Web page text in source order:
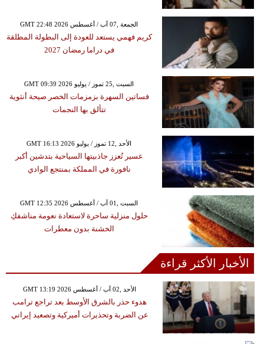
GMT 22:48 2026 الجمعة ,07 آب / أغسطس
كريم فهمي يستعد للعودة إلى البطولة المطلقة
في دراما رمضان 2027
GMT 09:39 2026 السبت ,25 تموز / يوليو
فساتين السهرة بزمزمات الخصر صيحة أنثوية
تتألق بها النجمات
GMT 16:13 2026 الأحد ,12 تموز / يوليو
عسير تُعزز جاذبيتها السياحية بتدشين أكبر
نافورة في المملكة بمنتجع الوادي
GMT 12:35 2026 السبت ,01 آب / أغسطس
حلول منزلية ساحرة لاستعادة نعومة مناشفكِ
الخشنة بدون معطرات
الأخبار الأكثر قراءة
GMT 13:19 2026 الأحد ,02 آب / أغسطس
هدوء حذر بالشرق الأوسط بعد تراجع ترامب
عن الضربة وتحذيرات أميركية وتصعيد إيراني